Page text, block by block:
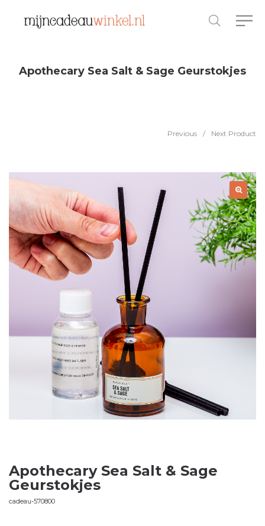
Apothecary Sea Salt & Sage Geurstokjes
Previous / Next Product
Apothecary Sea Salt & Sage
Geurstokjes
cadeau-570800